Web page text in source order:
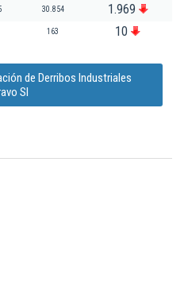
30.854 1.969
163 10
de Derribos Industriales
Sl